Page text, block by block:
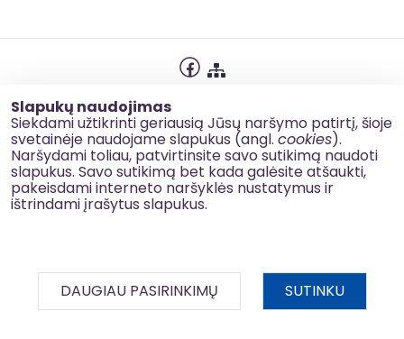
Slapukų naudojimas
Siekdami užtikrinti geriausią Jūsų naršymo patirtį, šioje
svetainėje naudojame slapukus (angl. cookies).
Naršydami toliau, patvirtinsite savo sutikimą naudoti
slapukus. Savo sutikimą bet kada galėsite atšaukti,
pakeisdami interneto naršyklės nustatymus ir
ištrindami įrašytus slapukus.
DAUGIAU PASIRINKIMŲ SUTINKU
Slapukų naudojimas
Korupcijos prevencija
Kontaktai